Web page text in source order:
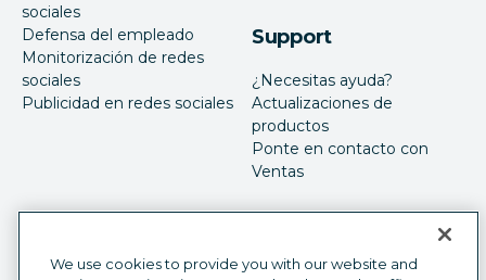
sociales
Defensa del empleado
Monitorización de redes
sociales
Publicidad en redes sociales
Support
¿Necesitas ayuda?
Actualizaciones de
productos
Ponte en contacto con
Ventas
We use cookies to provide you with our website and